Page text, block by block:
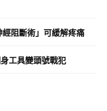
阻斷術」可緩解疼痛
工具變頭號戰犯